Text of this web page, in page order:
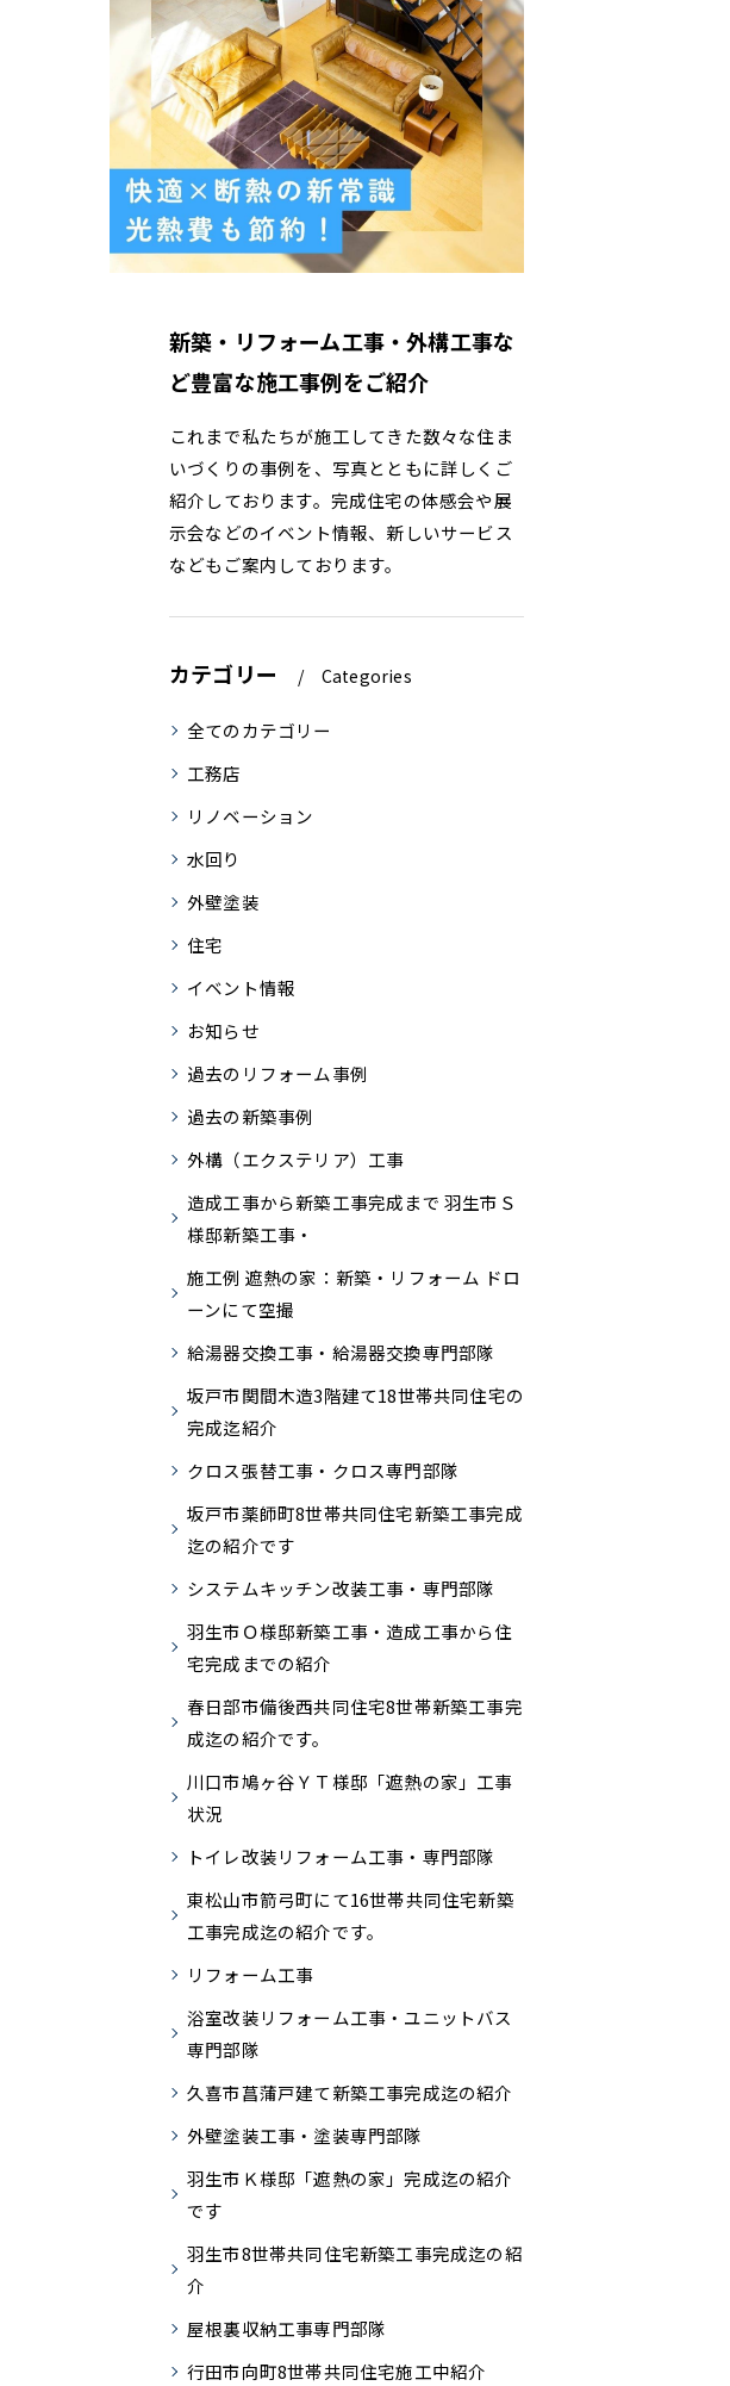
新築・リフォーム工事・外構工事な
ど豊富な施工事例をご紹介
これまで私たちが施工してきた数々な住ま
いづくりの事例を、写真とともに詳しくご
紹介しております。完成住宅の体感会や展
示会などのイベント情報、新しいサービス
などもご案内しております。
カテゴリー Categories
全てのカテゴリー
工務店
リノベーション
水回り
外壁塗装
住宅
イベント情報
お知らせ
過去のリフォーム事例
過去の新築事例
外構（エクステリア）工事
造成工事から新築工事完成まで 羽生市Ｓ
様邸新築工事・
施工例 遮熱の家：新築・リフォーム ドロ
ーンにて空撮
給湯器交換工事・給湯器交換専門部隊
坂戸市関間木造3階建て18世帯共同住宅の
完成迄紹介
クロス張替工事・クロス専門部隊
坂戸市薬師町8世帯共同住宅新築工事完成
迄の紹介です
システムキッチン改装工事・専門部隊
羽生市Ｏ様邸新築工事・造成工事から住
宅完成までの紹介
春日部市備後西共同住宅8世帯新築工事完
成迄の紹介です。
川口市鳩ヶ谷ＹＴ様邸「遮熱の家」工事
状況
トイレ改装リフォーム工事・専門部隊
東松山市箭弓町にて16世帯共同住宅新築
工事完成迄の紹介です。
リフォーム工事
浴室改装リフォーム工事・ユニットバス
専門部隊
久喜市菖蒲戸建て新築工事完成迄の紹介
外壁塗装工事・塗装専門部隊
羽生市Ｋ様邸「遮熱の家」完成迄の紹介
です
羽生市8世帯共同住宅新築工事完成迄の紹
介
屋根裏収納工事専門部隊
行田市向町8世帯共同住宅施工中紹介